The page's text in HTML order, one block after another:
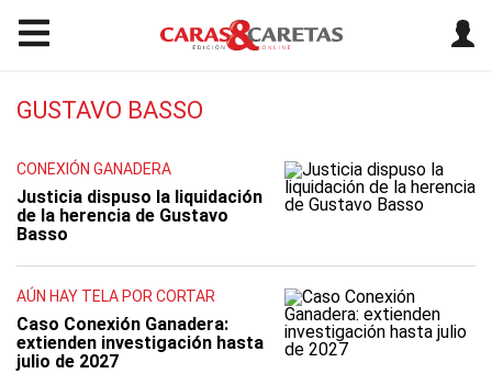
GUSTAVO BASSO
CONEXIÓN GANADERA
Justicia dispuso la liquidación
de la herencia de Gustavo
Basso
AÚN HAY TELA POR CORTAR
Caso Conexión Ganadera:
extienden investigación hasta
julio de 2027